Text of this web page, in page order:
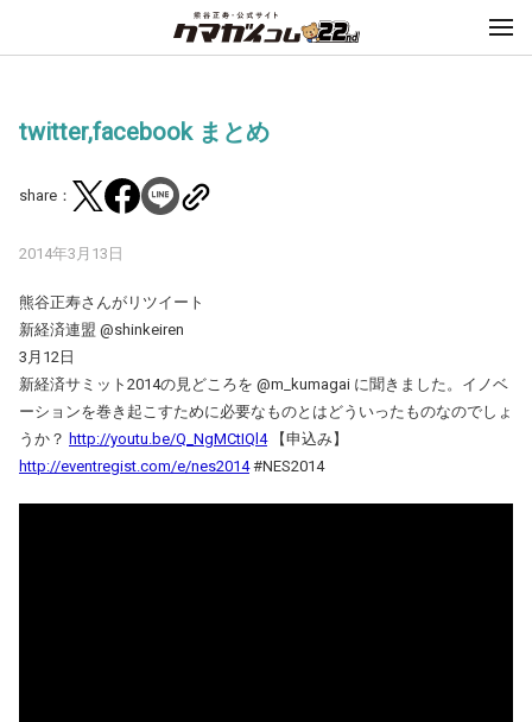
twitter,facebook まとめ
share：
2014年3月13日
熊谷正寿さんがリツイート
新経済連盟 ‏@shinkeiren
3月12日
新経済サミット2014の見どころを @m_kumagai に聞きました。イノベ
ーションを巻き起こすために必要なものとはどういったものなのでしょ
うか？ http://youtu.be/Q_NgMCtIQl4【申込み】
http://eventregist.com/e/nes2014#NES2014